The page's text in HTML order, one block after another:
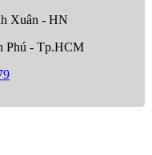
Xuân - HN
Phú - Tp.HCM